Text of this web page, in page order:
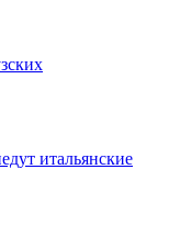
итальянские